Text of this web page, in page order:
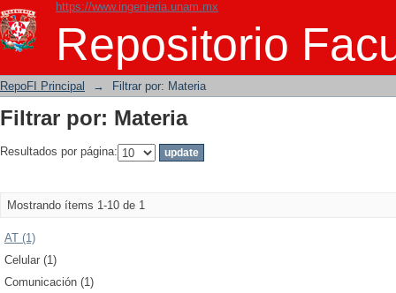
https://www.ingenieria.unam.mx
Repositorio
Filtrar por: Materia
RepoFI Principal → Filtrar por: Materia
Filtrar por: Materia
Resultados por página:
Mostrando ítems 1-10 de 1
AT (1)
Celular (1)
Comunicación (1)